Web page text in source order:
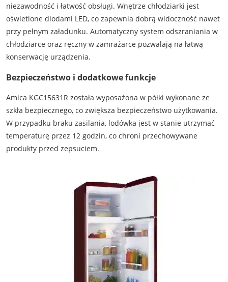
niezawodność i łatwość obsługi. Wnętrze chłodziarki jest
oświetlone diodami LED, co zapewnia dobrą widoczność nawet
przy pełnym załadunku. Automatyczny system odszraniania w
chłodziarce oraz ręczny w zamrażarce pozwalają na łatwą
konserwację urządzenia.
Bezpieczeństwo i dodatkowe funkcje
Amica KGC15631R została wyposażona w półki wykonane ze
szkła bezpiecznego, co zwiększa bezpieczeństwo użytkowania.
W przypadku braku zasilania, lodówka jest w stanie utrzymać
temperaturę przez 12 godzin, co chroni przechowywane
produkty przed zepsuciem.